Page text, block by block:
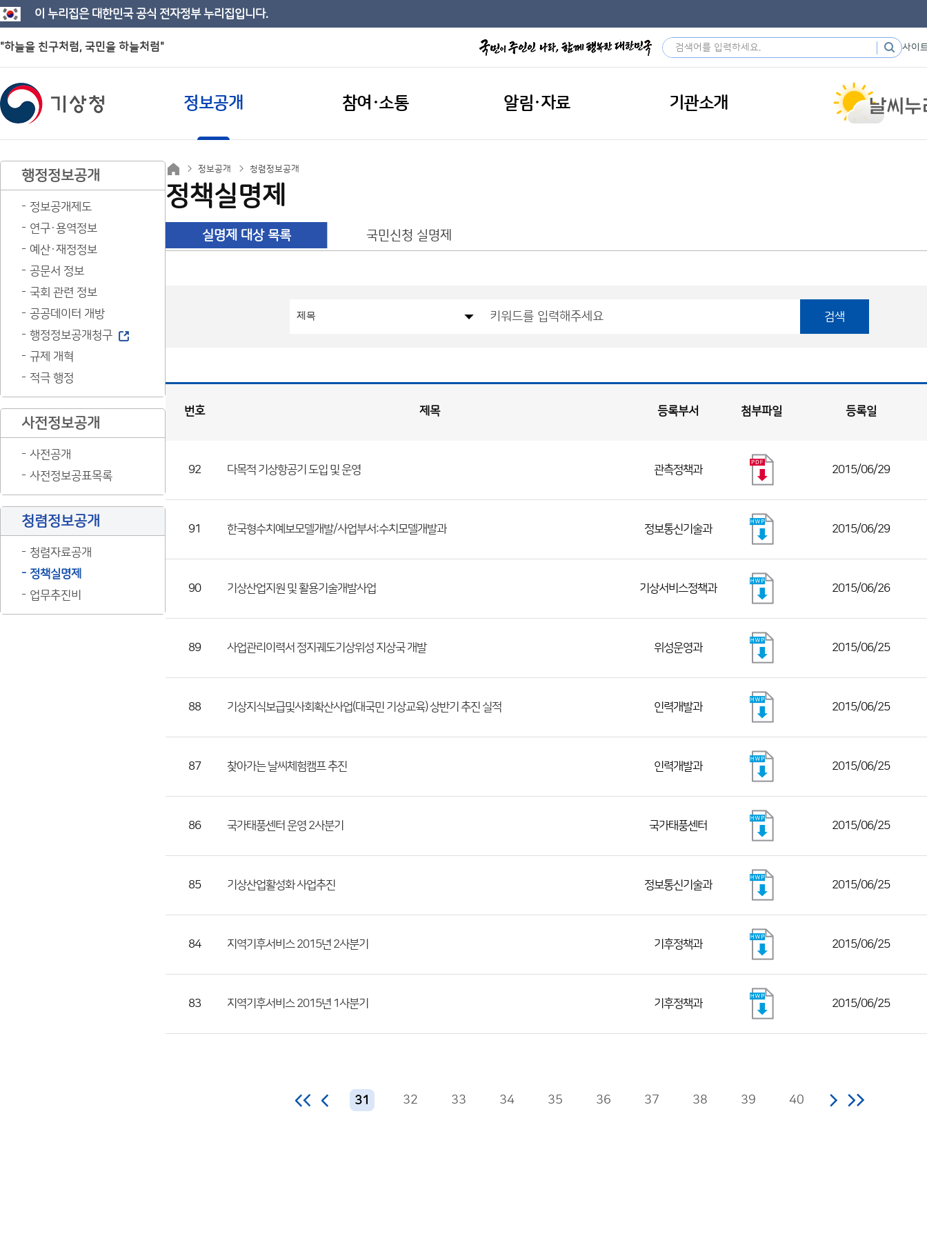
이 누리집은 대한민국 공식 전자정부 누리집입니다.
"하늘을 친구처럼, 국민을 하늘처럼" 사이
정보공개 참여·소통 알림·자료 기관소개
행정정보공개
정보공개제도
연구·용역정보
예산·재정정보
공문서 정보
국회 관련 정보
공공데이터 개방
행정정보공개청구
규제 개혁
적극 행정
사전정보공개
사전공개
사전정보공표목록
청렴정보공개
청렴자료공개
정책실명제
업무추진비
정보공개 청렴정보공개
정책실명제
실명제 대상 목록 국민신청 실명제
검색
호,
등
서,
수)
번호 제목 등록부서 첨부파일 등록일
92 다목적 기상항공기 도입 및 운영 관측정책과 2015/06/29
91 한국형수치예보모델개발/사업부서:수치모델개발과 정보통신기술과 2015/06/29
90 기상산업지원 및 활용기술개발사업 기상서비스정책과 2015/06/26
89 사업관리이력서 정지궤도기상위성 지상국 개발 위성운영과 2015/06/25
88 기상지식보급및사회확산사업(대국민 기상교육) 상반기 추진 실적 인력개발과 2015/06/25
87 찾아가는 날씨체험캠프 추진 인력개발과 2015/06/25
86 국가태풍센터 운영 2사분기 국가태풍센터 2015/06/25
85 기상산업활성화 사업추진 정보통신기술과 2015/06/25
84 지역기후서비스 2015년 2사분기 기후정책과 2015/06/25
83 지역기후서비스 2015년 1사분기 기후정책과 2015/06/25
31 32 33 34 35 36 37 38 39 40